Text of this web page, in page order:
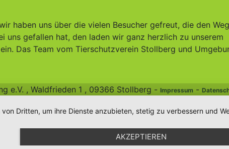
haben uns über die vielen Besucher gefreut, die den
uns gefallen hat, den laden wir ganz herzlich zu unserem
Das Team vom Tierschutzverein Stollberg und
e.V. , Waldfrieden 1 , 09366 Stollberg - Impressum -
Dritten, um ihre Dienste anzubieten, stetig zu verbessern und
AKZEPTIEREN